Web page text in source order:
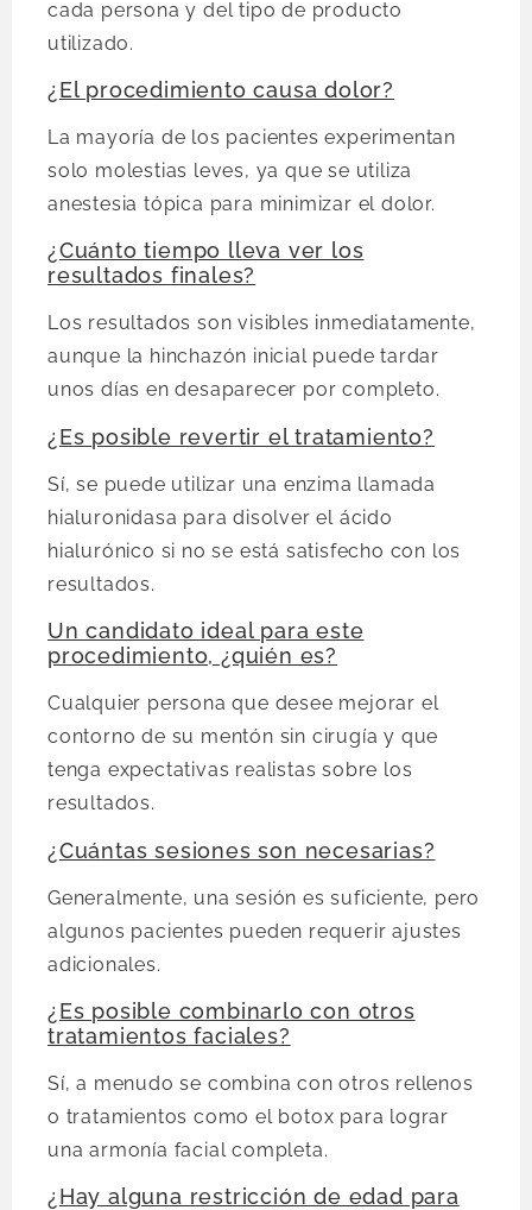
cada persona y del tipo de producto
utilizado.
¿El procedimiento causa dolor?
La mayoría de los pacientes experimentan
solo molestias leves, ya que se utiliza
anestesia tópica para minimizar el dolor.
¿Cuánto tiempo lleva ver los
resultados finales?
Los resultados son visibles inmediatamente,
aunque la hinchazón inicial puede tardar
unos días en desaparecer por completo.
¿Es posible revertir el tratamiento?
Sí, se puede utilizar una enzima llamada
hialuronidasa para disolver el ácido
hialurónico si no se está satisfecho con los
resultados.
Un candidato ideal para este
procedimiento, ¿quién es?
Cualquier persona que desee mejorar el
contorno de su mentón sin cirugía y que
tenga expectativas realistas sobre los
resultados.
¿Cuántas sesiones son necesarias?
Generalmente, una sesión es suficiente, pero
algunos pacientes pueden requerir ajustes
adicionales.
¿Es posible combinarlo con otros
tratamientos faciales?
Sí, a menudo se combina con otros rellenos
o tratamientos como el botox para lograr
una armonía facial completa.
¿Hay alguna restricción de edad para